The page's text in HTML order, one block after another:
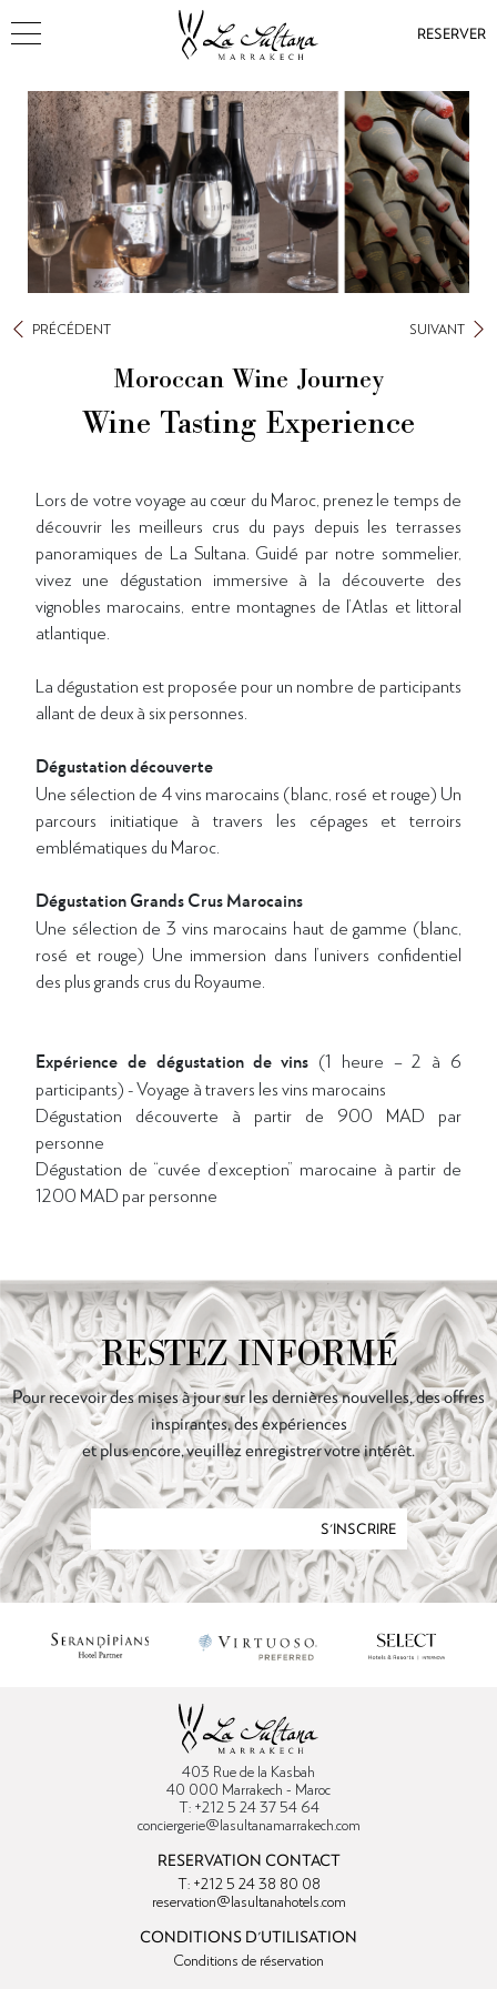
RESERVER
Moroccan Wine Journey
Wine Tasting Experience
PRÉCÉDENT SUIVANT
Lors de votre voyage au cœur du Maroc, prenez le temps de
découvrir les meilleurs crus du pays depuis les terrasses
panoramiques de La Sultana. Guidé par notre sommelier,
vivez une dégustation immersive à la découverte des
vignobles marocains, entre montagnes de l’Atlas et littoral
atlantique.
La dégustation est proposée pour un nombre de participants
allant de deux à six personnes.
Dégustation découverte
Une sélection de 4 vins marocains (blanc, rosé et rouge) Un
parcours initiatique à travers les cépages et terroirs
emblématiques du Maroc.
Dégustation Grands Crus Marocains
Une sélection de 3 vins marocains haut de gamme (blanc,
rosé et rouge) Une immersion dans l’univers confidentiel
des plus grands crus du Royaume.
Expérience de dégustation de vins (1 heure – 2 à 6
participants) - Voyage à travers les vins marocains
Dégustation découverte à partir de 900 MAD par
personne
Dégustation de “cuvée d’exception” marocaine à partir de
1200 MAD par personne
RESTEZ INFORMÉ
Pour recevoir des mises à jour sur les dernières nouvelles, des offres
inspirantes, des expériences
et plus encore, veuillez enregistrer votre intérêt.
S'INSCRIRE
403 Rue de la Kasbah
40 000 Marrakech - Maroc
T: +212 5 24 37 54 64
conciergerie@lasultanamarrakech.com
RESERVATION CONTACT
T: +212 5 24 38 80 08
reservation@lasultanahotels.com
CONDITIONS D'UTILISATION
Conditions de réservation